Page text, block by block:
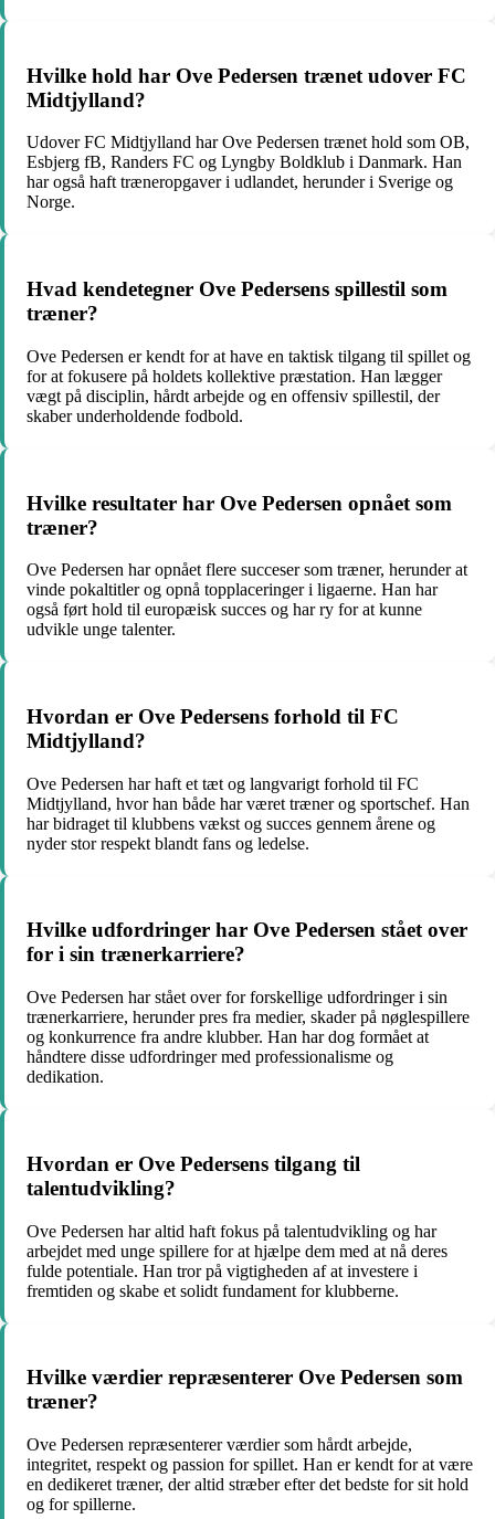
Hvilke hold har Ove Pedersen trænet udover FC
Midtjylland?
Udover FC Midtjylland har Ove Pedersen trænet hold som OB,
Esbjerg fB, Randers FC og Lyngby Boldklub i Danmark. Han
har også haft træneropgaver i udlandet, herunder i Sverige og
Norge.
Hvad kendetegner Ove Pedersens spillestil som
træner?
Ove Pedersen er kendt for at have en taktisk tilgang til spillet og
for at fokusere på holdets kollektive præstation. Han lægger
vægt på disciplin, hårdt arbejde og en offensiv spillestil, der
skaber underholdende fodbold.
Hvilke resultater har Ove Pedersen opnået som
træner?
Ove Pedersen har opnået flere succeser som træner, herunder at
vinde pokaltitler og opnå topplaceringer i ligaerne. Han har
også ført hold til europæisk succes og har ry for at kunne
udvikle unge talenter.
Hvordan er Ove Pedersens forhold til FC
Midtjylland?
Ove Pedersen har haft et tæt og langvarigt forhold til FC
Midtjylland, hvor han både har været træner og sportschef. Han
har bidraget til klubbens vækst og succes gennem årene og
nyder stor respekt blandt fans og ledelse.
Hvilke udfordringer har Ove Pedersen stået over
for i sin trænerkarriere?
Ove Pedersen har stået over for forskellige udfordringer i sin
trænerkarriere, herunder pres fra medier, skader på nøglespillere
og konkurrence fra andre klubber. Han har dog formået at
håndtere disse udfordringer med professionalisme og
dedikation.
Hvordan er Ove Pedersens tilgang til
talentudvikling?
Ove Pedersen har altid haft fokus på talentudvikling og har
arbejdet med unge spillere for at hjælpe dem med at nå deres
fulde potentiale. Han tror på vigtigheden af at investere i
fremtiden og skabe et solidt fundament for klubberne.
Hvilke værdier repræsenterer Ove Pedersen som
træner?
Ove Pedersen repræsenterer værdier som hårdt arbejde,
integritet, respekt og passion for spillet. Han er kendt for at være
en dedikeret træner, der altid stræber efter det bedste for sit hold
og for spillerne.